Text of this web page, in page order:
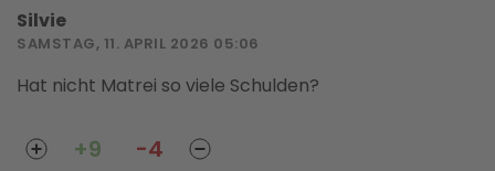
Silvie
SAMSTAG, 11. APRIL 2026 05:06
Hat nicht Matrei so viele Schulden?
+9 -4